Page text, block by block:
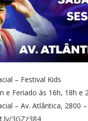
– Festival Kids
e Feriado às 16h, 18h e
– Av. Atlântica, 2800
3GZz384